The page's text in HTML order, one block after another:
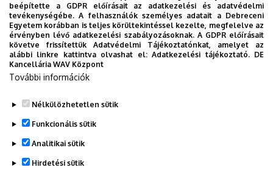
Személyes profil / Personal profile
Legutóbbi frissítés: 2023. 11. 07. 14:47
beépítette a GDPR előírásait az adatkezelési és adatvédelmi
tevékenységébe. A felhasználók személyes adatait a Debreceni
Egyetem korábban is teljes körültekintéssel kezelte, megfelelve az
érvényben lévő adatkezelési szabályozásoknak. A GDPR előírásait
követve frissítettük Adatvédelmi Tájékoztatónkat, amelyet az
alábbi linkre kattintva olvashat el:Adatkezelési tájékoztató. DE
Kancellária WAV Központ
További információk
Nélkülözhetetlen sütik
Funkcionális sütik
Analitikai sütik
Hirdetési sütik